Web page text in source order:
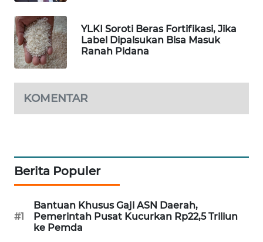
YLKI Soroti Beras Fortifikasi, Jika
Label Dipalsukan Bisa Masuk
Ranah Pidana
KOMENTAR
Berita Populer
#1
Bantuan Khusus Gaji ASN Daerah,
Pemerintah Pusat Kucurkan Rp22,5 Triliun
ke Pemda
SITUNGIR
NEWS
SIDIKALANG
NEWS
METRO
METRO